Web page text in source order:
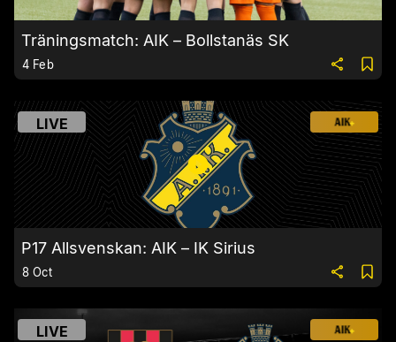
Träningsmatch: AIK – Bollstanäs SK
4 Feb
LIVE
P17 Allsvenskan: AIK – IK Sirius
8 Oct
LIVE